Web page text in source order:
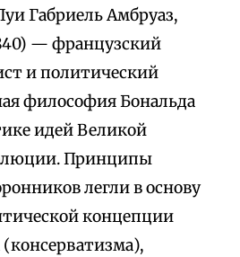
Габриель Амбруаз,
— французский
и политический
философия Бональда
идей Великой
Принципы
легли в основу
концепции